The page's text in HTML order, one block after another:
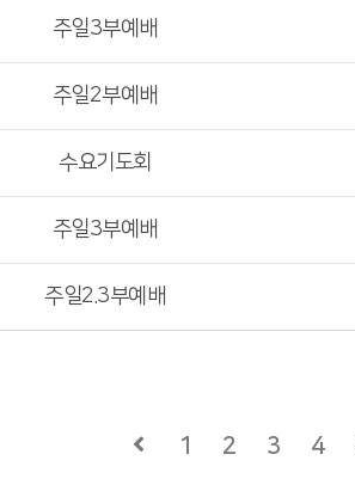
주일3부예배
주일2부예배
수요기도회
주일3부예배
주일2.3부예배
1 2 3 4